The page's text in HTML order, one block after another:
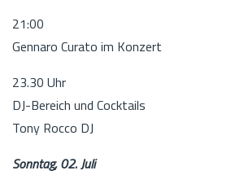
21:00
Gennaro Curato im Konzert
23.30 Uhr
DJ-Bereich und Cocktails
Tony Rocco DJ
Sonntag, 02. Juli